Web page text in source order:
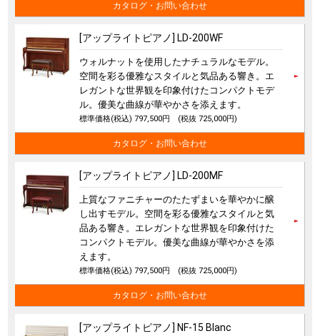
カタログ・お問い合わせ
[アップライトピアノ] LD-200WF
ウォルナットを使用したナチュラルなモデル。
空間を彩る優雅なスタイルと気品ある響き。エ
レガントな世界観を印象付けたコンパクトモデ
ル。優美な曲線が華やかさを添えます。
標準価格(税込) 797,500円 (税抜 725,000円)
カタログ・お問い合わせ
[アップライトピアノ] LD-200MF
上質なファニチャーのたたずまいを華やかに醸
し出すモデル。空間を彩る優雅なスタイルと気
品ある響き。エレガントな世界観を印象付けた
コンパクトモデル。優美な曲線が華やかさを添
えます。
標準価格(税込) 797,500円 (税抜 725,000円)
カタログ・お問い合わせ
[アップライトピアノ] NF-15 Blanc